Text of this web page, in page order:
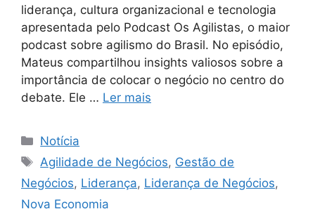
liderança, cultura organizacional e tecnologia
apresentada pelo Podcast Os Agilistas, o maior
podcast sobre agilismo do Brasil. No episódio,
Mateus compartilhou insights valiosos sobre a
importância de colocar o negócio no centro do
debate. Ele … Ler mais
Notícia
Agilidade de Negócios, Gestão de
Negócios, Liderança, Liderança de Negócios,
Nova Economia